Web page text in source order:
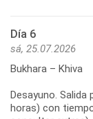
Día 6
sá, 25.07.2026
Bukhara – Khiva
Desayuno. Salida
horas) con